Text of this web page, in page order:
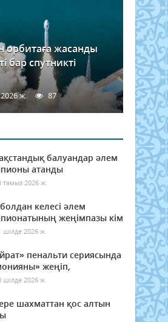
орбитаға жасанды
бар спутникті
ж. 87
балуандар әлем
атанды
тамыз 2026 ж.
келесі әлем
жеңімпазы кім
шілде 2026 ж.
пенальти сериясында
жеңіп,
шілде 2026 ж.
шахматтан қос алтын